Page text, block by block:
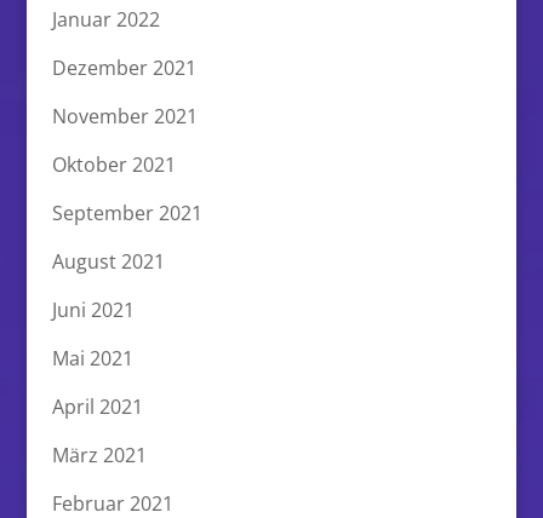
Januar 2022
Dezember 2021
November 2021
Oktober 2021
September 2021
August 2021
Juni 2021
Mai 2021
April 2021
März 2021
Februar 2021